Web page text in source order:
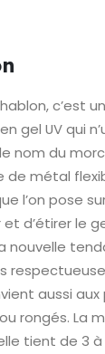
c’est
gel UV qui
nom du
de métal
l’on pose
d’étirer le
nouvelle
aussi
rongés. La
tient de 3 à